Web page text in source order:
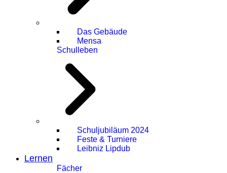
Das Gebäude
Mensa
Schulleben
Schuljubiläum 2024
Feste & Turniere
Leibniz Lipdub
Lernen
Fächer